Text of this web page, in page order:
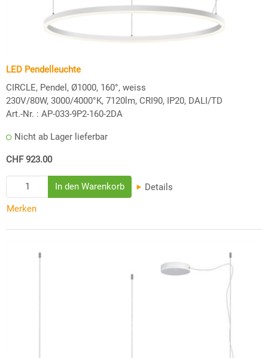
LED Pendelleuchte
CIRCLE, Pendel, Ø1000, 160°, weiss
230V/80W, 3000/4000°K, 7120lm, CRI90, IP20, DALI/TD
Art.-Nr. : AP-033-9P2-160-2DA
Nicht ab Lager lieferbar
CHF 923.00
Details
Merken